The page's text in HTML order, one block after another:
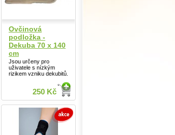
Ovčinová
podložka -
Dekuba 70 x 140
cm
Jsou určeny pro
uživatele s nízkým
rizikem vzniku dekubitů.
250 Kč